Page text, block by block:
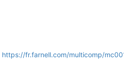
https://fr.farnell.com/multicomp/